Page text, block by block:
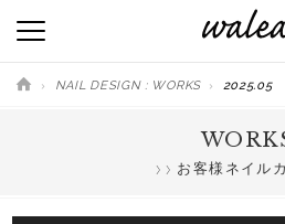
NAIL DESIGN : WORKS 2025.05
お客様ネイル